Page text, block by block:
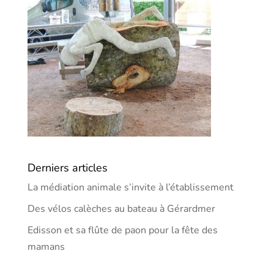
Derniers articles
La médiation animale s’invite à l’établissement
Des vélos calèches au bateau à Gérardmer
Edisson et sa flûte de paon pour la fête des
mamans